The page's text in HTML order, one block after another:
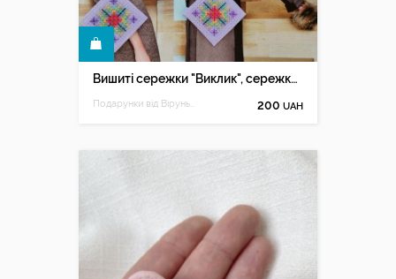
Вишиті сережки "Виклик", сережки з вишивкою
Подарунки від Віруньки 200 UAH